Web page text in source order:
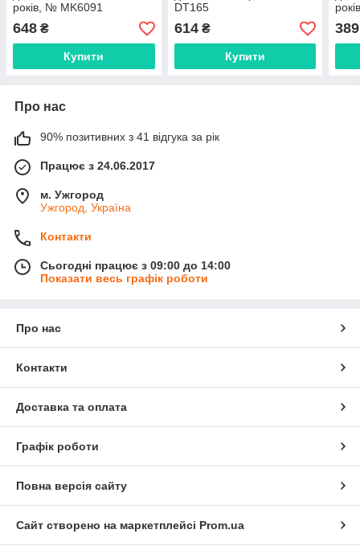
років, № MK6091
648 ₴
Купити
DT165
614₴
Купити
389
Про нас
90% позитивних з 41 відгука за рік
Працює з 24.06.2017
м. Ужгород
Ужгород, Україна
Контакти
Сьогодні працює з 09:00 до 14:00
Показати весь графік роботи
Про нас
Контакти
Доставка та оплата
Графік роботи
Повна версія сайту
Сайт створено на маркетплейсі Prom.ua